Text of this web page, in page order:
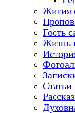
Жития
Гость
Жизнь
Статьи